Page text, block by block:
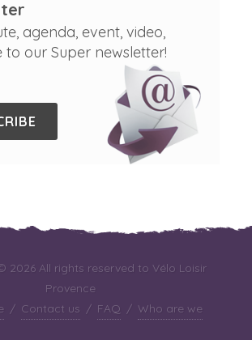
agenda, event, video,
to our Super newsletter!
2026 All rights reserved to Vélo Loisir
Provence
/ Contact us / FAQ / Who are we